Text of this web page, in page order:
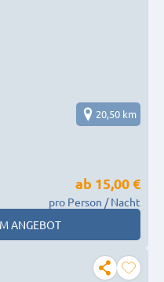
20,50 km
ab 15,00 €
pro Person / Nacht
ANGEBOT